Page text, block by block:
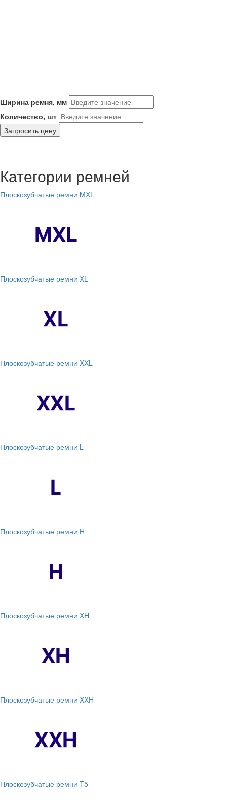
Ширина ремня, мм
Количество, шт
Запросить цену
Категории ремней
Плоскозубчатые ремни MXL
Плоскозубчатые ремни XL
Плоскозубчатые ремни XXL
Плоскозубчатые ремни L
Плоскозубчатые ремни H
Плоскозубчатые ремни XH
Плоскозубчатые ремни XXH
Плоскозубчатые ремни T5